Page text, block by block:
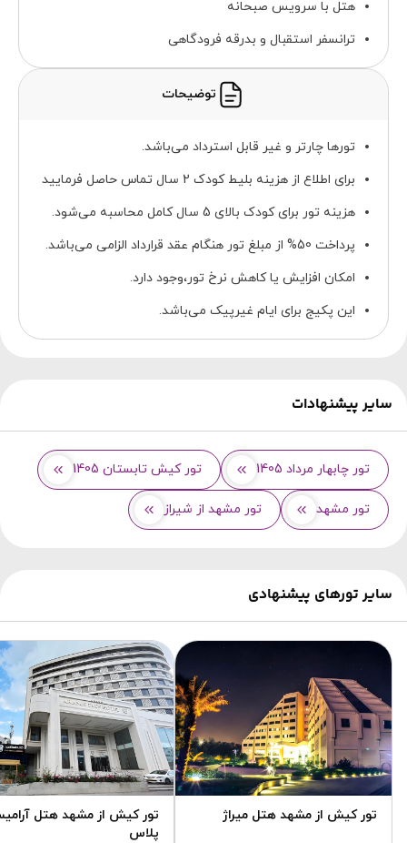
هتل با سرویس صبحانه
ترانسفر استقبال و بدرقه فرودگاهی
توضیحات
تورها چارتر و غیر قابل استرداد می‌باشد.
برای اطلاع از هزینه بلیط کودک 2 سال تماس حاصل فرمایید
هزینه تور برای کودک بالای 5 سال کامل محاسبه می‌شود.
پرداخت 50% از مبلغ تور هنگام عقد قرارداد الزامی می‌باشد.
امکان افزایش یا کاهش نرخ تور،وجود دارد.
این پکیج برای ایام غیرپیک می‌باشد.
سایر پیشنهادات
تور چابهار مرداد 1405 تور کیش تابستان 1405
تور مشهد تور مشهد از شیراز
سایر تورهای پیشنهادی
تور کیش از مشهد هتل میراژ
تور کیش از مشهد هتل
پلاس